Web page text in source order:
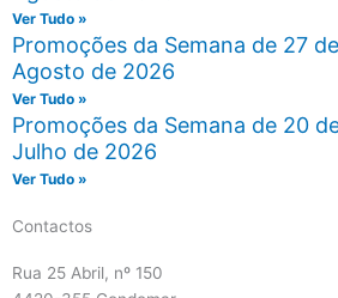
Ver Tudo »
Promoções da Semana de 27
Agosto de 2026
Ver Tudo »
Promoções da Semana de 20
Julho de 2026
Ver Tudo »
Contactos
Rua 25 Abril, nº 150